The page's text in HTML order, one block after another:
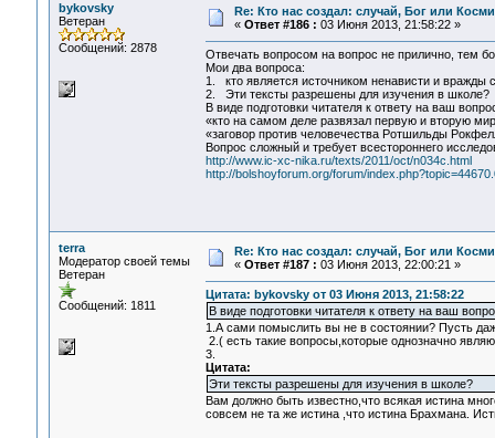
bykovsky
Ветеран
Сообщений: 2878
Re: Кто нас создал: случай, Бог или
« Ответ #186 : 03 Июня 2013, 21:58:22 »
Отвечать вопросом на вопрос не прилично, тем
Мои два вопроса:
1. кто является источником ненависти и вражды
2. Эти тексты разрешены для изучения в школе?
В виде подготовки читателя к ответу на ваш
«кто на самом деле развязал первую и вторую
«заговор против человечества Ротшильды
Вопрос сложный и требует всестороннего
http://www.ic-xc-nika.ru/texts/2011/oct/n034c.html
http://bolshoyforum.org/forum/
terra
Модератор своей темы
Ветеран
Сообщений: 1811
Re: Кто нас создал: случай, Бог или
« Ответ #187 : 03 Июня 2013, 22:00:21 »
Цитата: bykovsky от 03 Июня 2013, 21:58:22
В виде подготовки читателя к ответу на ваш
1.А сами помыслить вы не в состоянии? Пусть
2.( есть такие вопросы,которые однозначно
3.
Цитата:
Эти тексты разрешены для изучения в школе?
Вам должно быть известно,что всякая истина
совсем не та же истина ,что истина Брахмана.